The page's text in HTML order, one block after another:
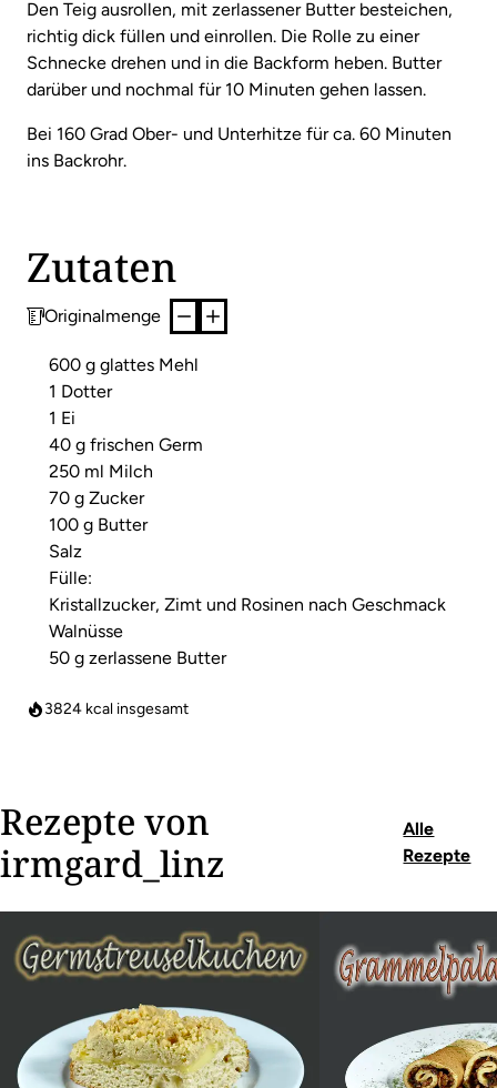
Den Teig ausrollen, mit zerlassener Butter besteichen,
richtig dick füllen und einrollen. Die Rolle zu einer
Schnecke drehen und in die Backform heben. Butter
darüber und nochmal für 10 Minuten gehen lassen.
Bei 160 Grad Ober- und Unterhitze für ca. 60 Minuten
ins Backrohr.
Zutaten
Originalmenge
600 g glattes Mehl
1 Dotter
1 Ei
40 g frischen Germ
250 ml Milch
70 g Zucker
100 g Butter
Salz
Fülle:
Kristallzucker, Zimt und Rosinen nach Geschmack
Walnüsse
50 g zerlassene Butter
3824 kcal insgesamt
Rezepte von
irmgard_linz
Alle
Rezepte